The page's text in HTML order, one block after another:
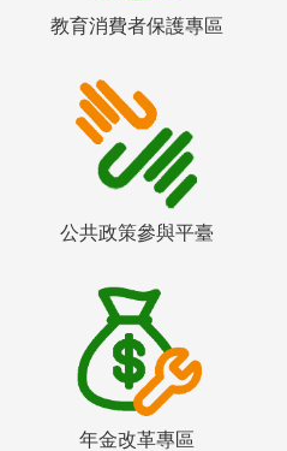
教育消費者保護專區
公共政策參與平臺
年金改革專區